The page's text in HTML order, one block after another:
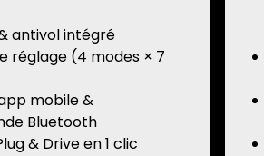
antivol intégré
réglage (4 modes × 7
mobile &
Bluetooth
& Drive en 1 clic